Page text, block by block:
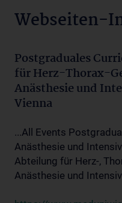
Webseiten-
Postgraduales
für Herz-Thorax-
Anästhesie und
Vienna
...All Events
Anästhesie und
Abteilung für Herz-,
Anästhesie und